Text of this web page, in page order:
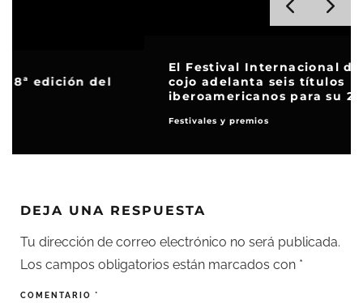
El Festival Internacional de Cine el ojO
cojo adelanta seis títulos
iberoamericanos para su 21ª edición
DEJA UNA RESPUESTA
Tu dirección de correo electrónico no será publicada.
Los campos obligatorios están marcados con *
COMENTARIO *